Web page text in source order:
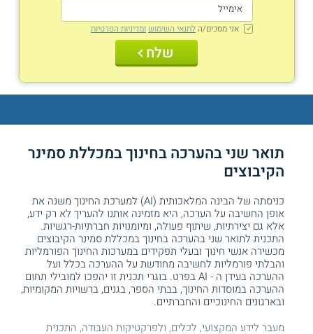
אני מסכים/ה לתנאי השימוש ומדיניות הפרטיות
שלח
תואר שני בהערכה בחינוך במכללת סמינר
הקיבוצים
כניסתה של הבינה המלאכותית (AI) למערכת החינוך משנה את
אופן החשיבה על הערכה, היא מזמינה אותנו להעריך לא רק ידע,
אלא גם יצירתיות, שיתוף פעולה, ומיומנויות חברתיות-רגשיות.
התכנית לתואר שני בהערכה בחינוך במכללת סמינר הקיבוצים
מכשירה אנשי חינוך ובעלי תפקידים במערכות החינוך הפורמליות
והבלתי פורמליות לחשיבה מחודשת על ההערכה בכלל ועל
ההערכה בעידן ה - AI בפרט. בוגרי תכנית זו יהפכו למובילי תחום
ההערכה במוסדות החינוך, בבתי הספר, בגנים, ברשויות המקומיות,
ובארגונים החינוכיים והחברתיים.
מעבר לידע המקצועי, לכלים, ולפרקטיקות העבודה, התכנית